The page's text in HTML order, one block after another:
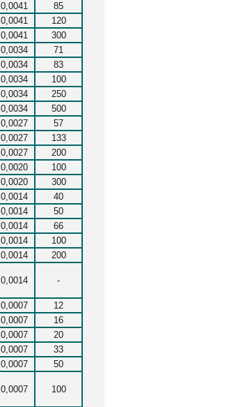
0,0041
85
0,0041
120
0,0041
300
0,0034
71
0,0034
83
0,0034
100
0,0034
250
0,0034
500
0,0027
57
0,0027
133
0,0027
200
0,0020
100
0,0020
300
0,0014
40
0,0014
50
0,0014
66
0,0014
100
0,0014
200
0,0014 -
0,0007
12
0,0007
16
0,0007
20
0,0007
33
0,0007
50
0,0007 100